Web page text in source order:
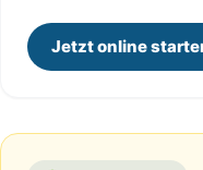
Jetzt online